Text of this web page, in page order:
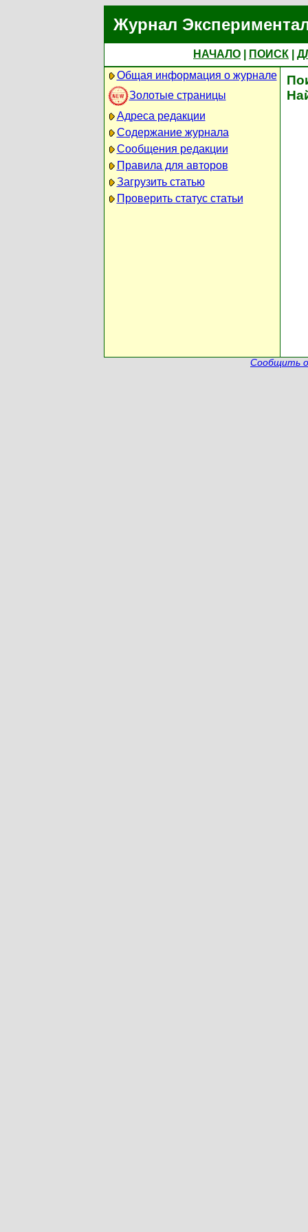
Журнал
НАЧАЛО ПОИСК
Общая информация о журнале
Золотые страницы
Адреса редакции
Содержание журнала
Сообщения редакции
Правила для авторов
Загрузить статью
Проверить статус статьи
Сообщить о